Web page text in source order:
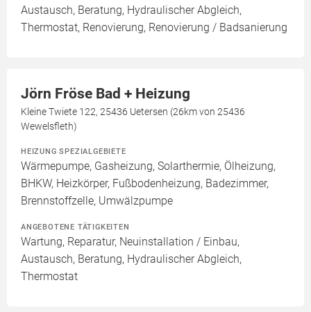
Austausch, Beratung, Hydraulischer Abgleich,
Thermostat, Renovierung, Renovierung / Badsanierung
Jörn Fröse Bad + Heizung
Kleine Twiete 122, 25436 Uetersen (26km von 25436
Wewelsfleth)
HEIZUNG SPEZIALGEBIETE
Wärmepumpe, Gasheizung, Solarthermie, Ölheizung,
BHKW, Heizkörper, Fußbodenheizung, Badezimmer,
Brennstoffzelle, Umwälzpumpe
ANGEBOTENE TÄTIGKEITEN
Wartung, Reparatur, Neuinstallation / Einbau,
Austausch, Beratung, Hydraulischer Abgleich,
Thermostat